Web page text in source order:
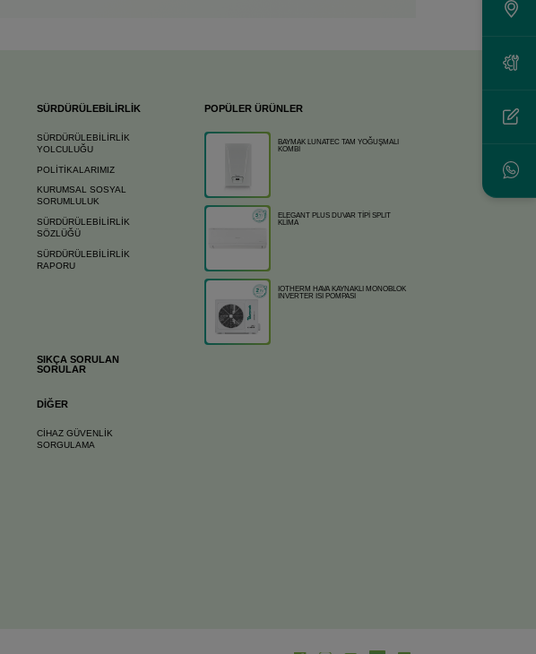
SÜRDÜRÜLEBİLİRLİK
SÜRDÜRÜLEBİLİRLİK
YOLCULUĞU
POLİTİKALARIMIZ
KURUMSAL SOSYAL
SORUMLULUK
SÜRDÜRÜLEBİLİRLİK
SÖZLÜĞÜ
SÜRDÜRÜLEBİLİRLİK
RAPORU
SIKÇA SORULAN
SORULAR
DİĞER
CİHAZ GÜVENLİK
SORGULAMA
POPÜLER ÜRÜNLER
BAYMAK LUNATEC TAM YOĞUŞMALI
KOMBİ
ELEGANT PLUS DUVAR TİPİ SPLIT
KLİMA
IOTHERM HAVA KAYNAKLI MONOBLOK
INVERTER ISI POMPASI